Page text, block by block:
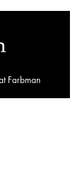
Farbman